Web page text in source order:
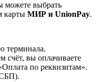
можете выбрать
карты МИР и UnionPay.
терминала.
счёт, вы оплачиваете
по реквизитам».